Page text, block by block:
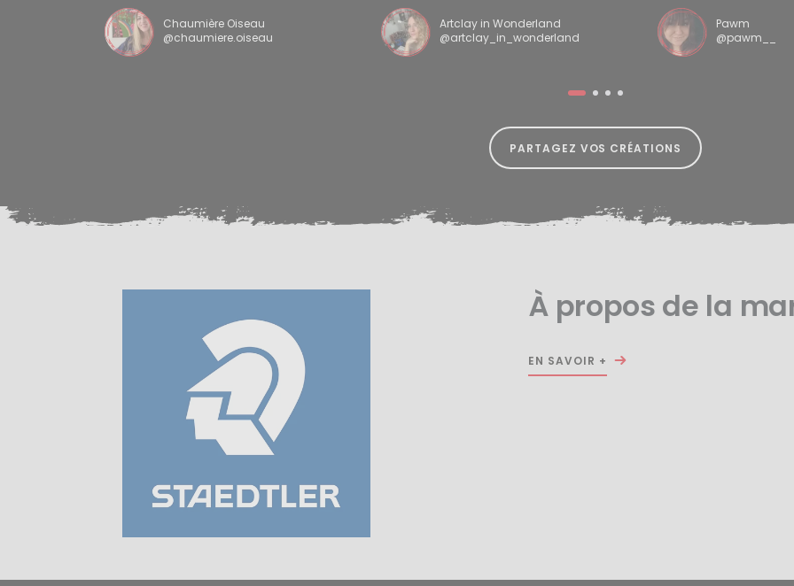
Chaumière Oiseau
@chaumiere.oiseau
Artclay in Wonderland
@artclay_in_wonderland
Pawm
@pawm__
PARTAGEZ VOS CRÉATIONS
À propos de la
EN SAVOIR +